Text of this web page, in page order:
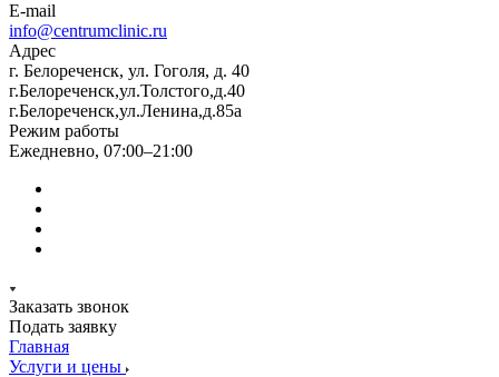
E-mail
info@centrumclinic.ru
Адрес
г. Белореченск, ул. Гоголя, д. 40
г.Белореченск,ул.Толстого,д.40
г.Белореченск,ул.Ленина,д.85а
Режим работы
Ежедневно, 07:00–21:00
Заказать звонок
Подать заявку
Главная
Услуги и цены